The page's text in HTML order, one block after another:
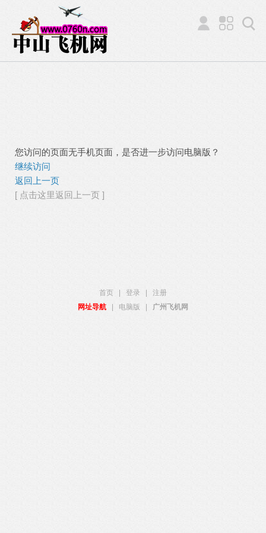
您访问的页面无手机页面，是否进一步访问电脑版？
继续访问
返回上一页
[ 点击这里返回上一页 ]
首页 登录
注册
网址导航
电脑版 广州飞机网